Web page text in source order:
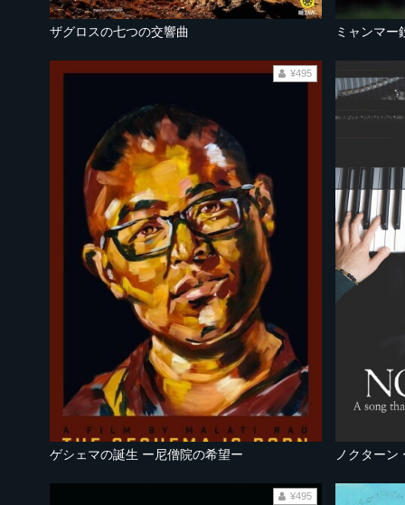
ザグロスの七つの交響曲 ミャンマー
ゲシェマの誕生 ー尼僧院の希望ー
¥495
ノクターン
¥495